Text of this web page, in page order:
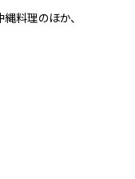
料理のほか、